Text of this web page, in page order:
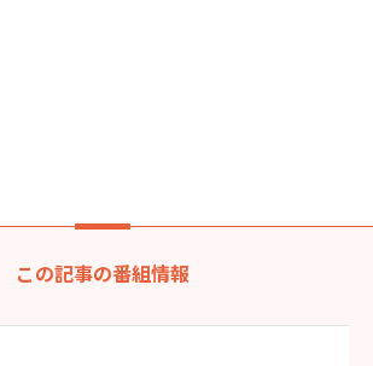
この記事の番組情報